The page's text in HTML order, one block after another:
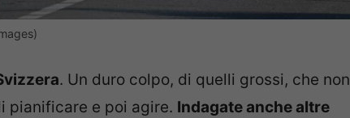
. Un duro colpo, di quelli grossi, che non
pianificare e poi agire. Indagate anche altre